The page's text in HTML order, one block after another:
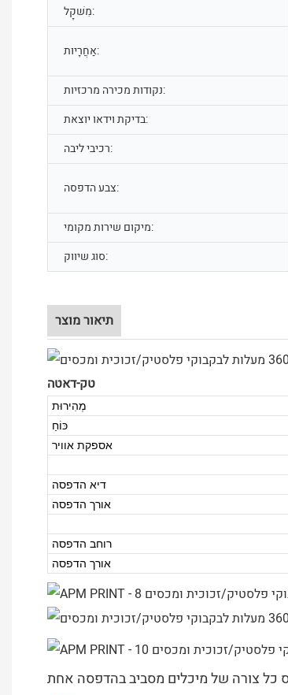
מִשׁקָל:
אַחֲרָיוּת:
נקודות מכירה מרכזיות:
בדיקת וידאו יוצאת:
רכיבי ליבה:
צבע הדפסה:
מיקום שירות מקומי:
סוג שיווק:
תיאור מוצר
טק-דאטה
מְהִירוּת
כּוֹחַ
אספקת אוויר
דיא הדפסה
אורך הדפסה
רוחב הדפסה
אורך הדפסה